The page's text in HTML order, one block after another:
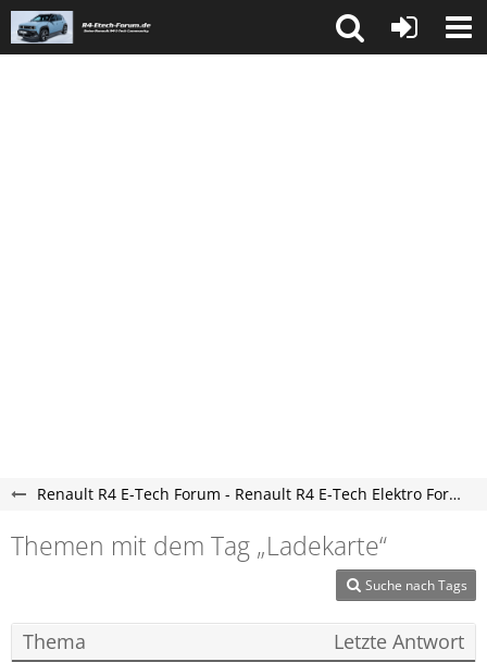
Renault R4 E-Tech Forum - Renault R4 E-Tech Elektro Forum
Themen mit dem Tag „Ladekarte“
Suche nach Tags
Thema Letzte Antwort